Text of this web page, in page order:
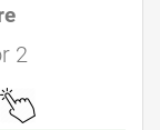
2